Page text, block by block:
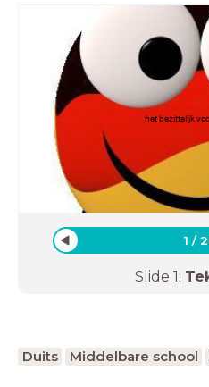
het bezittelijk
1 /
Slide 1:
Duits Middelbare school